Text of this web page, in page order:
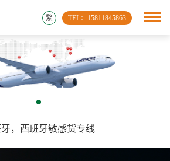
TEL：15811845863
繁
，西班牙敏感货专线